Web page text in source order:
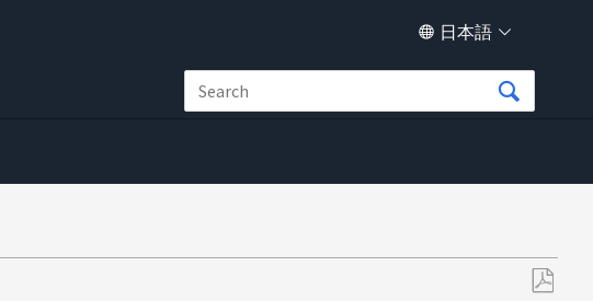
日本語